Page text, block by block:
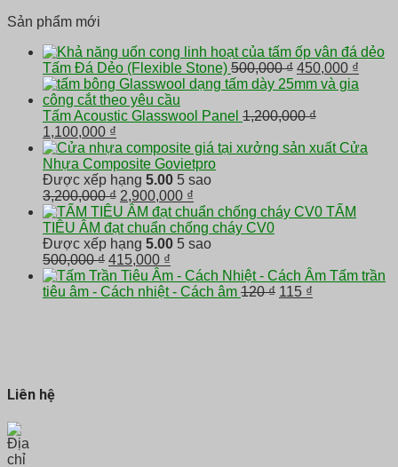
246,000 ₫.
Sản phẩm mới
Tấm Đá Dẻo (Flexible Stone) 500,000₫ Giá
gốc
500,000 ₫.
450,000 ₫
Tấm Acoustic Glasswool Panel 1,200,000₫
Giá
gốc
là:
1,200,000 ₫.
1,100,000 ₫
hiện
tại
là:
1,100,000 ₫.
Cửa
Nhựa Composite Govietpro
Được xếp hạng 5.00 5 sao
3,200,000₫ Giá
gốc
là:
3,200,000 ₫.
2,900,000 ₫
hiện
tại
là:
TẤM
TIÊU ÂM đạt chuẩn chống cháy CV0
Được xếp hạng 5.00 5 sao
500,000₫ Giá
gốc
là:
415,000 ₫
hiện
tại
Tấm trần
tiêu âm - Cách nhiệt - Cách âm 120₫ Giá
115 ₫
Liên hệ